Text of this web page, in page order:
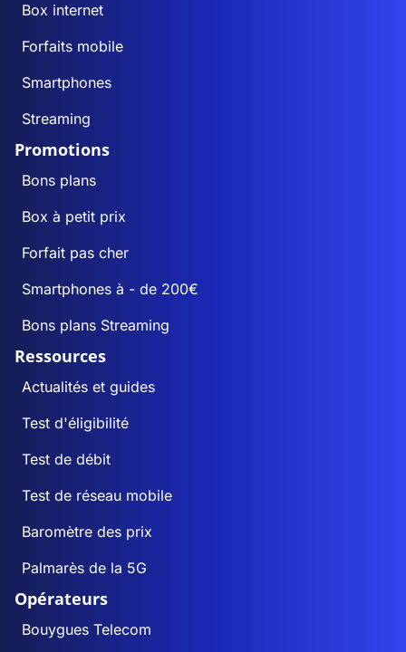
Box internet
Forfaits mobile
Smartphones
Streaming
Promotions
Bons plans
Box à petit prix
Forfait pas cher
Smartphones à - de 200€
Bons plans Streaming
Ressources
Actualités et guides
Test d'éligibilité
Test de débit
Test de réseau mobile
Baromètre des prix
Palmarès de la 5G
Opérateurs
Bouygues Telecom